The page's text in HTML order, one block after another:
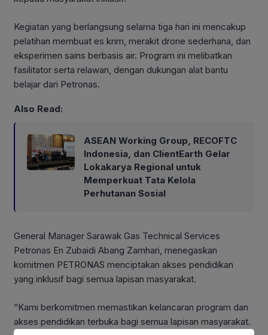
Kegiatan yang berlangsung selama tiga hari ini mencakup
pelatihan membuat es krim, merakit drone sederhana, dan
eksperimen sains berbasis air. Program ini melibatkan
fasilitator serta relawan, dengan dukungan alat bantu
belajar dari Petronas.
Also Read:
ASEAN Working Group, RECOFTC
Indonesia, dan ClientEarth Gelar
Lokakarya Regional untuk
Memperkuat Tata Kelola
Perhutanan Sosial
General Manager Sarawak Gas Technical Services
Petronas En Zubaidi Abang Zamhari, menegaskan
komitmen PETRONAS menciptakan akses pendidikan
yang inklusif bagi semua lapisan masyarakat.
“Kami berkomitmen memastikan kelancaran program dan
akses pendidikan terbuka bagi semua lapisan masyarakat.